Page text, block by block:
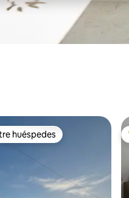
preferido
huéspedes